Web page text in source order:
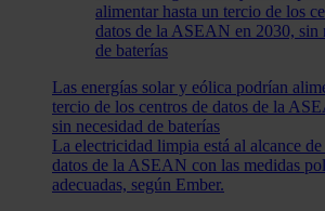
Las energías solar y eólica podrían
tercio de los centros de datos de la
sin necesidad de baterías
La electricidad limpia está al alcance
datos de la ASEAN con las medidas
adecuadas, según Ember.